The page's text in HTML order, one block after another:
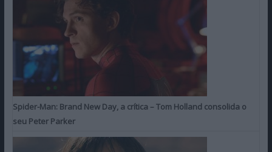
Spider-Man: Brand New Day, a crítica – Tom Holland consolida o
seu Peter Parker